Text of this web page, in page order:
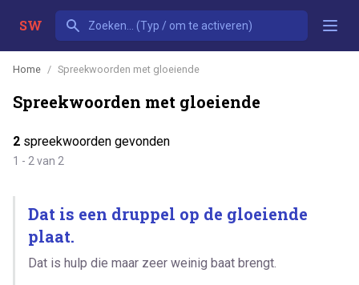
SW
Home Spreekwoorden met gloeiende
Spreekwoorden met gloeiende
2 spreekwoorden gevonden
1 - 2 van 2
Dat is een druppel op de gloeiende
plaat.
Dat is hulp die maar zeer weinig baat brengt.